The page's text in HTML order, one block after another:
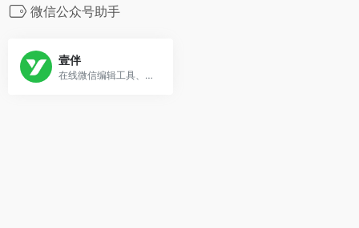
微信公众号助手
壹伴
在线微信编辑工具、拥有万千公众号模板,公众号素材样式、具备公众号排版，多公众号管理,数据分析，定时群发等功能